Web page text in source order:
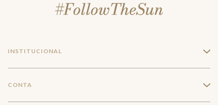
INSTITUCIONAL +
CONTA +